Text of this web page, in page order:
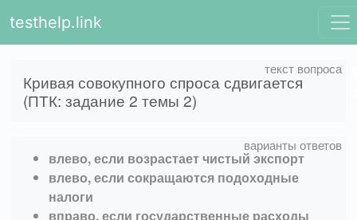
testhelp.link
Кривая совокупного спроса сдвигается
(ПТК: задание 2 темы 2)
влево, если возрастает чистый экспорт
влево, если сокращаются подоходные
налоги
вправо, если государственные расходы